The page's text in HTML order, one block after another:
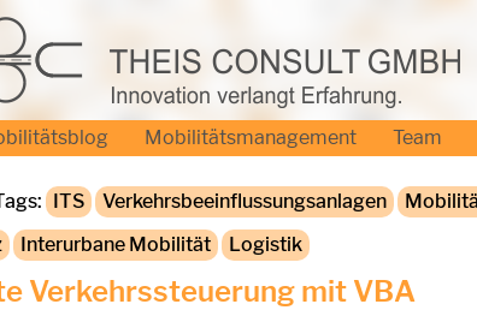
Mobilitätsmanagement Team
ITS Verkehrsbeeinflussungsanlagen
Interurbane Mobilität Logistik
Verkehrssteuerung mit VBA